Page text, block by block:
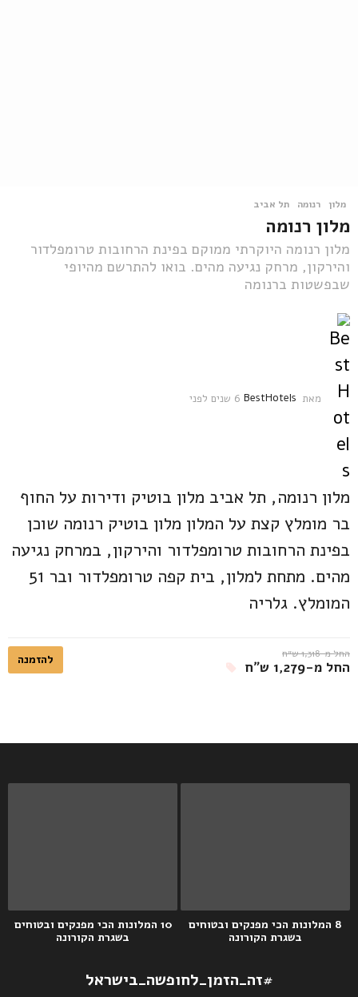
מלון רנומה ,
תל אביב
מלון רנומה
מלון רנומה היוקרתי ממוקם בפינת הרחובות טרומפלדור
והירקון, מרחק נגיעה מהים. בואו להתרשם מהיופי
שבפשטות ברנומה
מאת BestHotels 6 שנים לפני
פ
י
מלון רנומה, תל אביב מלון בוטיק ודירות על החוף
בר מומלץ קצת על המלון מלון בוטיק רנומה שוכן
בפינת הרחובות טרומפלדור והירקון, במרחק נגיעה
מהים. מתחת למלון, בית קפה טרומפלדור ובר 51
המומלץ. גלריה
החל מ-1,318 ש״ח
החל מ-1,279 ש״ח להזמנה
8 המלונות הכי מפנקים ובטוחים
בשגרת הקורונה
10 המלונות הכי מפנקים ובטוחים
בשגרת הקורונה
#זה_הזמן_לחופשה_בישראל